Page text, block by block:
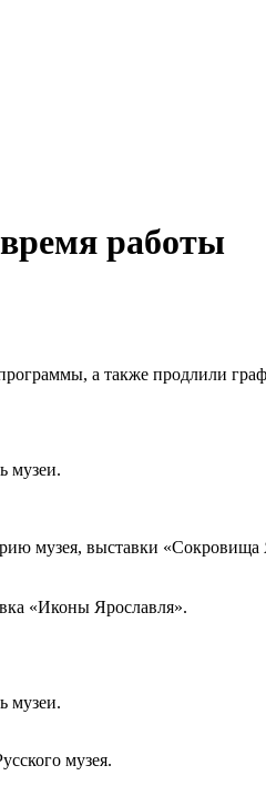
работы
а также продлили
музеи.
музея, выставки
«Иконы Ярославля».
музеи.
музея.